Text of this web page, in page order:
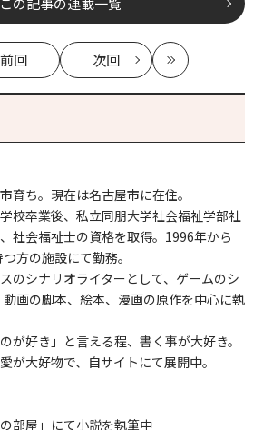
前回
記
次回
記
最
新
育ち。現在は名古屋市に在住。
校卒業後、私立同朋大学社会福祉学部社
社会福祉士の資格を取得。1996年から
方の施設にて勤務。
のシナリオライターとして、ゲームのシ
画の脚本、絵本、漫画の原作を中心に執
が好き」と言える程、書く事が大好き。
が大好物で、自サイトにて展開中。
部屋」にて小説を執筆中